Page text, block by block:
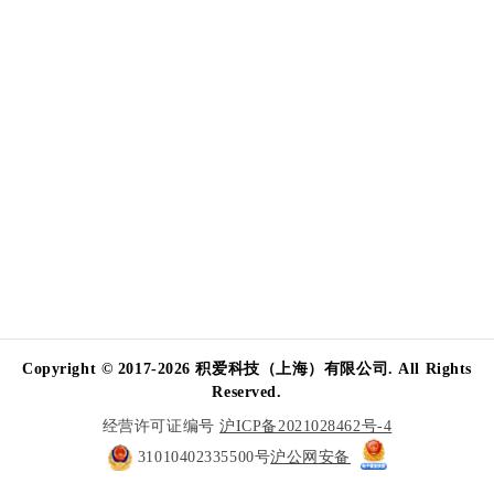
Copyright © 2017-2026 积爱科技（上海）有限公司. All Rights
Reserved.
经营许可证编号沪ICP备2021028462号-4
31010402335500号沪公网安备